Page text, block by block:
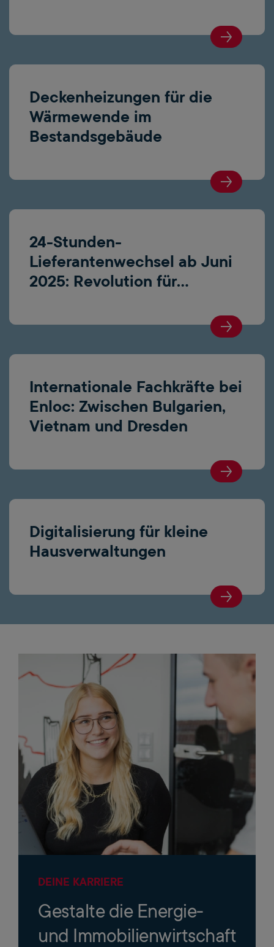
Deckenheizungen für die
Wärmewende im
Bestandsgebäude
24-Stunden-
Lieferantenwechsel ab Juni
2025: Revolution für
Internationale Fachkräfte bei
Enloc: Zwischen Bulgarien,
Vietnam und Dresden
Digitalisierung für kleine
Hausverwaltungen
DEINE KARRIERE
Gestalte die Energie-
und Immobilienwirtschaft